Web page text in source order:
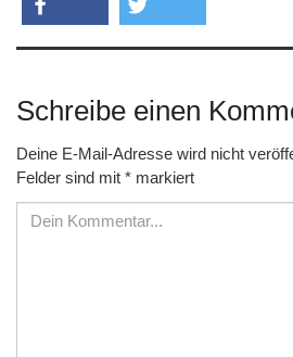
teilen twittern
Schreibe einen
Deine E-Mail-Adresse wird nicht
Felder sind mit * markiert